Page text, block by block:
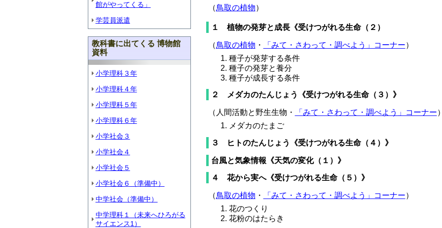
館がやってくる」
学芸員派遣
教科書に出てくる 博物館
資料
小学理科３年
小学理科４年
小学理科５年
小学理科６年
小学社会３
小学社会４
小学社会５
小学社会６（準備中）
中学社会（準備中）
中学理科１（未来へひろがる
サイエンス1）
（鳥取の植物）
１ 植物の発芽と成長《受けつがれる生命（２）
（鳥取の植物 ・ 「みて・さわって・調べよう」コーナー）
種子が発芽する条件
種子の発芽と養分
種子が成長する条件
２ メダカのたんじょう《受けつがれる生命（３）》
（人間活動と野生生物・ 「みて・さわって・調べよう」コーナー
メダカのたまご
３ ヒトのたんじょう《受けつがれる生命（４）》
台風と気象情報《天気の変化（１）》
４ 花から実へ《受けつがれる生命（５）》
（鳥取の植物 ・ 「みて・さわって・調べよう」コーナー）
花のつくり
花粉のはたらき